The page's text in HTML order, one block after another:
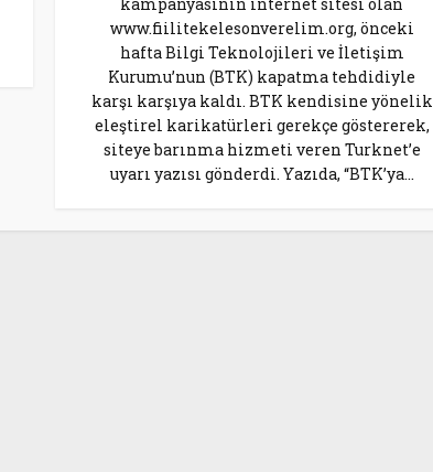
www.fiilitekelesonverelim.org, önceki
hafta Bilgi Teknolojileri ve İletişim
Kurumu’nun (BTK) kapatma tehdidiyle
karşı karşıya kaldı. BTK kendisine yönelik
eleştirel karikatürleri gerekçe göstererek,
siteye barınma hizmeti veren Turknet’e
uyarı yazısı gönderdi. Yazıda, “BTK’ya...